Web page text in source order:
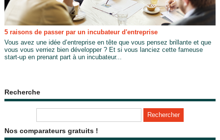
5 raisons de passer par un incubateur d'entreprise
Vous avez une idée d’entreprise en tête que vous pensez brillante et que
vous vous verriez bien développer ? Et si vous lanciez cette fameuse
start-up en prenant part à un incubateur...
Recherche
Nos comparateurs gratuits !